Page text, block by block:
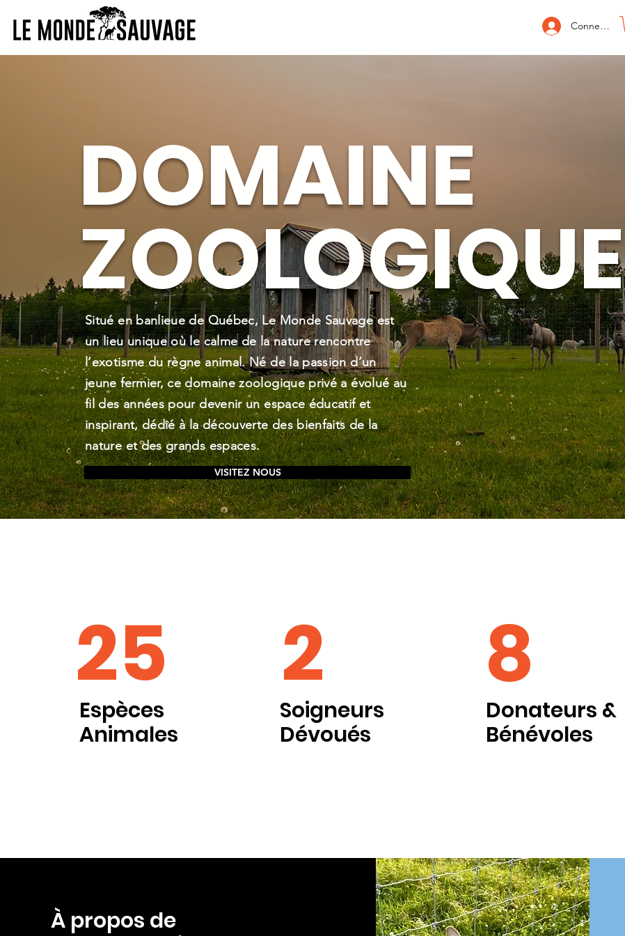
Connexion
DOMAINE
ZOOLOGIQUE
Situé en banlieue de Québec, Le Monde Sauvage est
un lieu unique où le calme de la nature rencontre
l’exotisme du règne animal. Né de la passion d’un
jeune fermier, ce domaine zoologique privé a évolué au
fil des années pour devenir un espace éducatif et
inspirant, dédié à la découverte des bienfaits de la
nature et des grands espaces.
VISITEZ NOUS
25
Espèces
Animales
2
Soigneurs
Dévoués
8
Donateurs &
Bénévoles
À propos de